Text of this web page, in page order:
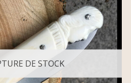
DE STOCK